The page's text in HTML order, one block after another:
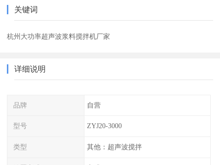
关键词
杭州大功率超声波浆料搅拌机厂家
详细说明
品牌 自营
型号 ZYJ20-3000
类型 其他：超声波搅拌